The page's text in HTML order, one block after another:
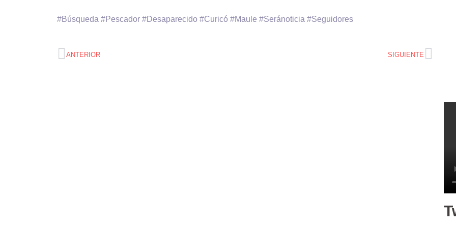
#Búsqueda #Pescador #Desaparecido #Curicó #Maule #Seránoticia #Seguidores
ANTERIOR SIGUIENTE